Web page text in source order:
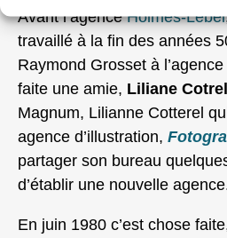
Avant l’agenceHolmes-Lebel
travaillé à la fin des années
Raymond Grosset à l’agence
faite une amie, Liliane Cotrel
Magnum, Lilianne Cotterel
agence d’illustration,
partager son bureau
d’établir une nouvelle
En juin 1980 c’est chose